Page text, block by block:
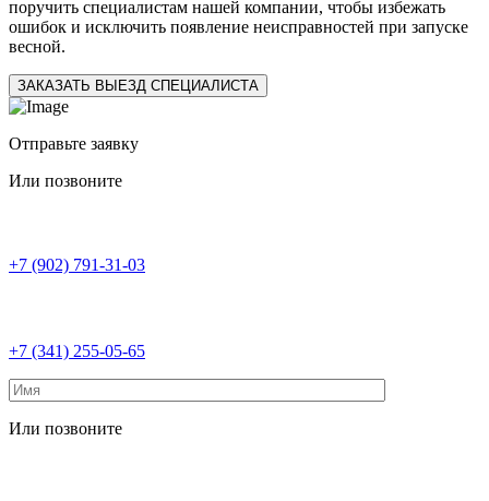
поручить специалистам нашей компании, чтобы избежать
ошибок и исключить появление неисправностей при запуске
весной.
ЗАКАЗАТЬ ВЫЕЗД СПЕЦИАЛИСТА
Отправьте заявку
Или позвоните
+7 (902) 791-31-03
+7 (341) 255-05-65
Или позвоните